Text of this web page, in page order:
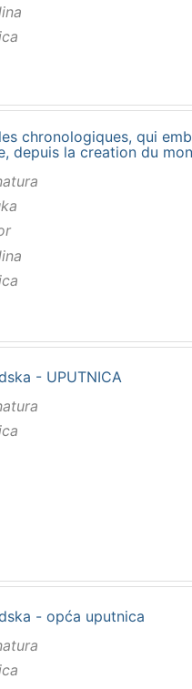
chronologiques, qui
depuis la creation du
- UPUTNICA
- opća uputnica